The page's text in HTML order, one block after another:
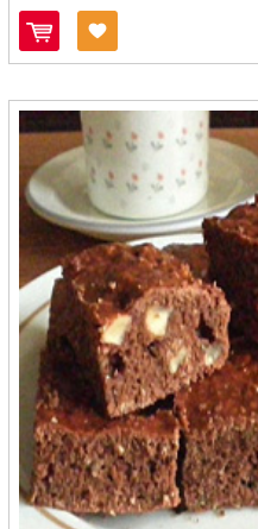
Dapoer Bu Endang - Medan
Dapoer Cemilan Adam -
Dapoer Onde - Bandung
Dapoer Sanchila - Cilegon
Dapur Anisa - Cilegon
Dapur Cirebon - Cirebon
Dapur Emak Lily -
Dapur Hanna - Cilegon
Dapur Mritjan - Kediri
Dapur Mungil - Sukabumi
Dapur NiceMomy - Bekasi
Dapur Ulin 21 - Banjarbaru
Daun Harum - Bontang
David Resto dan Oleh
Dawla - Kediri
Daya Qu - Banjarbaru
Dayana - Cilegon